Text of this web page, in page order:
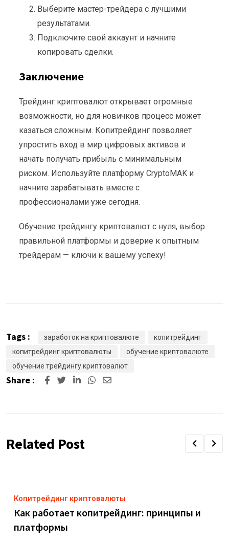
Выберите мастер-трейдера с лучшими
результатами.
Подключите свой аккаунт и начните
копировать сделки.
Заключение
Трейдинг криптовалют открывает огромные
возможности, но для новичков процесс может
казаться сложным. Копитрейдинг позволяет
упростить вход в мир цифровых активов и
начать получать прибыль с минимальным
риском. Используйте платформу CryptoMAK и
начните зарабатывать вместе с
профессионалами уже сегодня.
Обучение трейдингу криптовалют с нуля, выбор
правильной платформы и доверие к опытным
трейдерам — ключи к вашему успеху!
Tags : заработок на криптовалюте
копитрейдинг
копитрейдинг криптовалюты
обучение криптовалюте
обучение трейдингу криптовалют
Share :
Related Post
Копитрейдинг криптовалюты
Как работает копитрейдинг: принципы и
платформы